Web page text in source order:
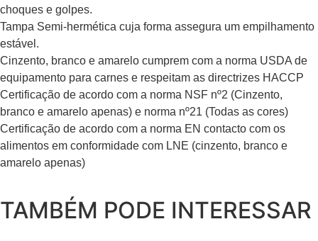
choques e golpes.
Tampa Semi-hermética cuja forma assegura um empilhamento
estável.
Cinzento, branco e amarelo cumprem com a norma USDA de
equipamento para carnes e respeitam as directrizes HACCP
Certificação de acordo com a norma NSF nº2 (Cinzento,
branco e amarelo apenas) e norma nº21 (Todas as cores)
Certificação de acordo com a norma EN contacto com os
alimentos em conformidade com LNE (cinzento, branco e
amarelo apenas)
TAMBÉM PODE INTERESSAR